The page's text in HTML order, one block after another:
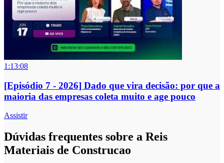
1:13:08
[Episódio 7 - 2026] Dado que vira decisão: por que a
maioria das empresas coleta muito e age pouco
Assistir
Dúvidas frequentes sobre a Reis
Materiais de Construcao